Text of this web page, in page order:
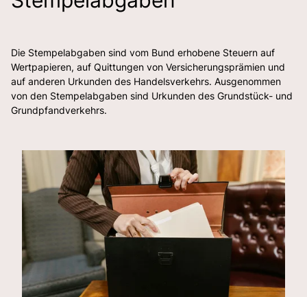
Die Stempelabgaben sind vom Bund erhobene Steuern auf
Wertpapieren, auf Quittungen von Versicherungsprämien und
auf anderen Urkunden des Handelsverkehrs. Ausgenommen
von den Stempelabgaben sind Urkunden des Grundstück- und
Grundpfandverkehrs.